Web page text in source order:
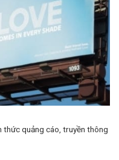
thức quảng cáo, truyền thông